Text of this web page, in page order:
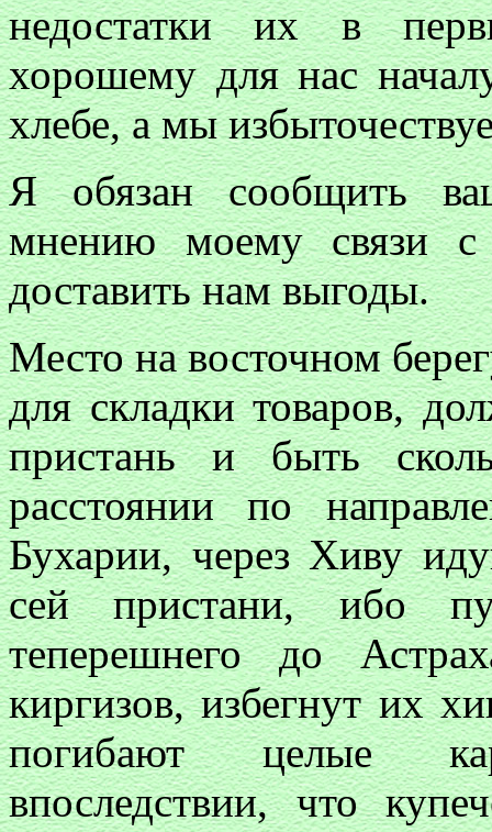
недостатки их в
хорошему для нас
хлебе, а мы
Я обязан сообщить
мнению моему связи с
доставить нам выгоды.
Место на восточном
для складки товаров,
пристань и быть
расстоянии по
Бухарии, через Хиву
сей пристани, ибо
теперешнего до
киргизов, избегнут их
погибают целые
впоследствии, что